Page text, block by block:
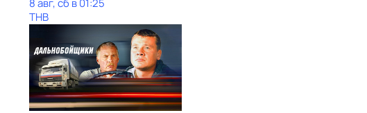
8 авг, сб в 01:25
ТНВ